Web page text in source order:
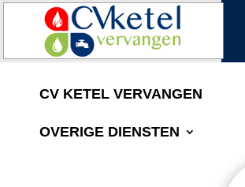
CV KETEL VERVANGEN
OVERIGE DIENSTEN